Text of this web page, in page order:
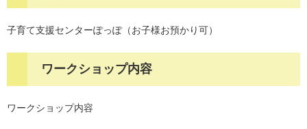
子育て支援センターぽっぽ（お子様お預かり可）
ワークショップ内容
ワークショップ内容